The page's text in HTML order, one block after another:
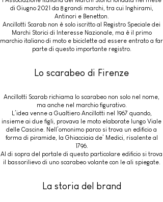
di Giugno 2021 da 8 grandi marchi, tra cui Inghirami,
Antinori e Benetton.
Ancillotti Scarab non è solo iscritto al Registro Speciale dei
Marchi Storici di Interesse Nazionale, ma è il primo
marchio italiano di moto e biciclette ad essere entrato a far
parte di questo importante registro.
Lo scarabeo di Firenze
Ancillotti Scarab richiama lo scarabeo non solo nel nome,
ma anche nel marchio figurativo.
L’idea venne a Gualtiero Ancillotti nel 1967 quando,
insieme ai due figli, provava le moto elaborate lungo Viale
delle Cascine. Nell’omonimo parco si trova un edificio a
forma di piramide, la Ghiacciaia de’ Medici, risalente al
1796.
Al di sopra del portale di questo particolare edificio si trova
il bassorilievo di uno scarabeo volante con le ali spiegate.
La storia del brand